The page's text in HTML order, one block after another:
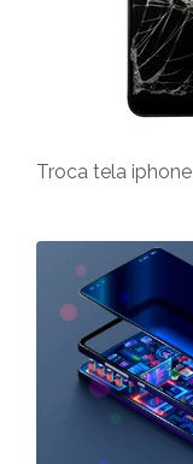
Troca tela iphone